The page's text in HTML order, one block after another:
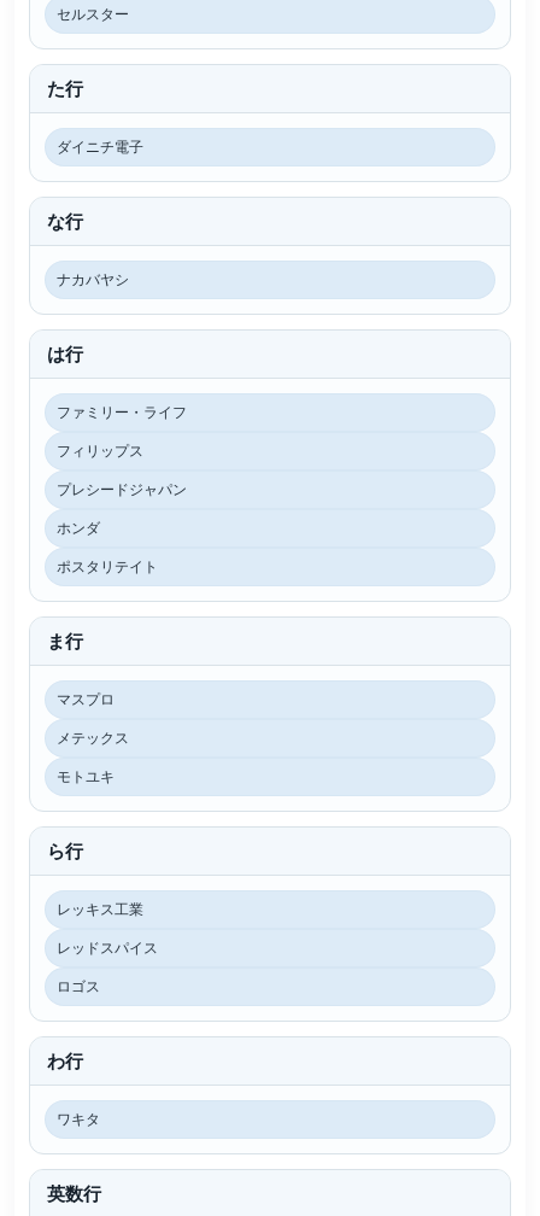
セルスター
た行
ダイニチ電子
な行
ナカバヤシ
は行
ファミリー・ライフ
フィリップス
プレシードジャパン
ホンダ
ポスタリテイト
ま行
マスプロ
メテックス
モトユキ
ら行
レッキス工業
レッドスパイス
ロゴス
わ行
ワキタ
英数行